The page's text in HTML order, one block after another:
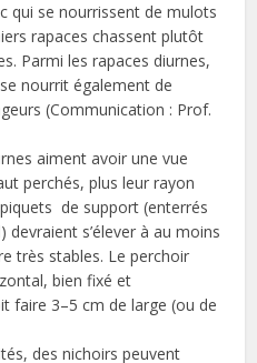
qui se nourrissent de mulots
rapaces chassent plutôt
Parmi les rapaces diurnes,
nourrit également de
(Communication : Prof.
aiment avoir une vue
perchés, plus leur rayon
de support (enterrés
devraient s’élever à au moins
très stables. Le perchoir
bien fixé et
faire 3–5 cm de large (ou de
des nichoirs peuvent